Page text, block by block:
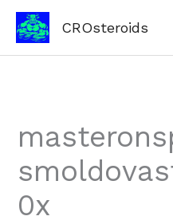
Skip
content
CROsteroids
0x